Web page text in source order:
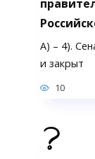
А) – 4).
и закрыт
10